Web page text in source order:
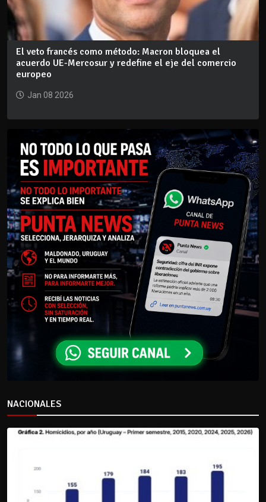
El veto francés como método: Macron bloquea el
acuerdo UE-Mercosur y redefine el eje del comercio
europeo
Jan 08 2026
NACIONALES